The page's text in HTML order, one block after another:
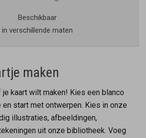
Beschikbaar
in verschillende maten
maken
kaart wilt maken! Kies een blanco
en start met ontwerpen. Kies in onze
illustraties, afbeeldingen,
uit onze bibliotheek. Voeg